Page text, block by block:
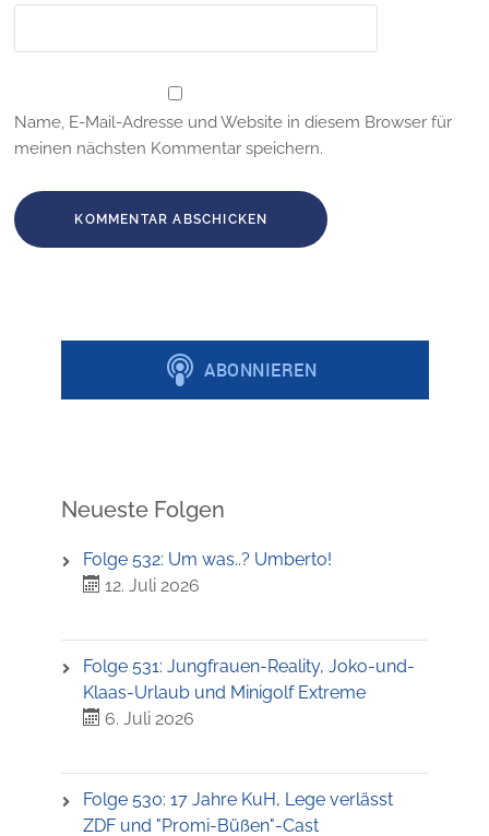
Name, E-Mail-Adresse und Website in diesem Browser für
meinen nächsten Kommentar speichern.
Neueste Folgen
Folge 532: Um was..? Umberto!
12. Juli 2026
Folge 531: Jungfrauen-Reality, Joko-und-
Klaas-Urlaub und Minigolf Extreme
6. Juli 2026
Folge 530: 17 Jahre KuH, Lege verlässt
ZDF und "Promi-Büßen"-Cast